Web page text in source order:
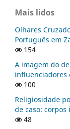
Mais lidos
Olhares
Português em
154
A imagem do
influenciadores
100
Religiosidade
de caso: corpos
48